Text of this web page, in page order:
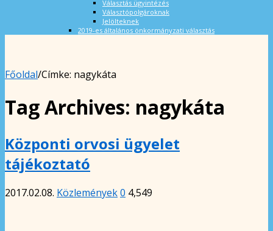
Választás ügyintézés
Választópolgároknak
Jelölteknek
2019-es általános önkormányzati választás
Főoldal/Címke: nagykáta
Tag Archives: nagykáta
Központi orvosi ügyelet
tájékoztató
2017.02.08. Közlemények0 4,549